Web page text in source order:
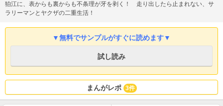
狛江に、表からも裏からも不条理が牙を剥く！ 走り出したら止まれない、サ
ラリーマンとヤクザの二重生活！
▼無料でサンプルがすぐに読めます▼
試し読み
まんがレポ 3件